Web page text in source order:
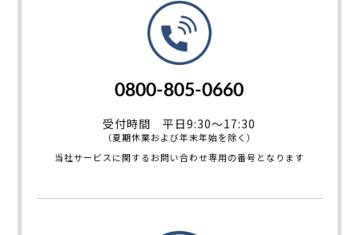
0800-805-0660
受付時間 平日9:30～17:30
（夏期休業および年末年始を除く）
当社サービスに関するお問い合わせ専用の番号となります